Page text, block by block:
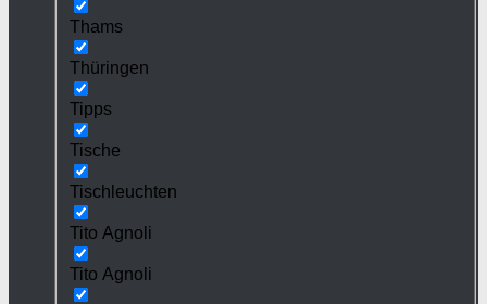
Thams
Thüringen
Tipps
Tische
Tischleuchten
Tito Agnoli
Tito Agnoli